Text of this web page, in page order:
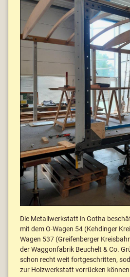
Die Metallwerkstatt in Gotha
mit dem O-Wagen 54 (Kehdinger
Wagen 537 (Greifenberger
der Waggonfabrik Beuchelt & Co.
schon recht weit fortgeschritten,
zur Holzwerkstatt vorrücken